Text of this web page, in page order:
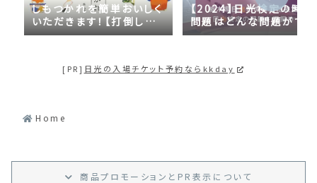
しもつかれを簡単おいしく
いただきます！【打倒しも
つかれｓｅａｓｏｎ２】
【2024】日光検定の時事
問題はどんな問題がでる
の？2023年の時事問題
[PR] 日光の入場チケット予約ならkkday
Home
商品プロモーション と PR 表示 について